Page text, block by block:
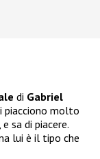
di Gabriel
piacciono molto
sa di piacere.
lui è il tipo che